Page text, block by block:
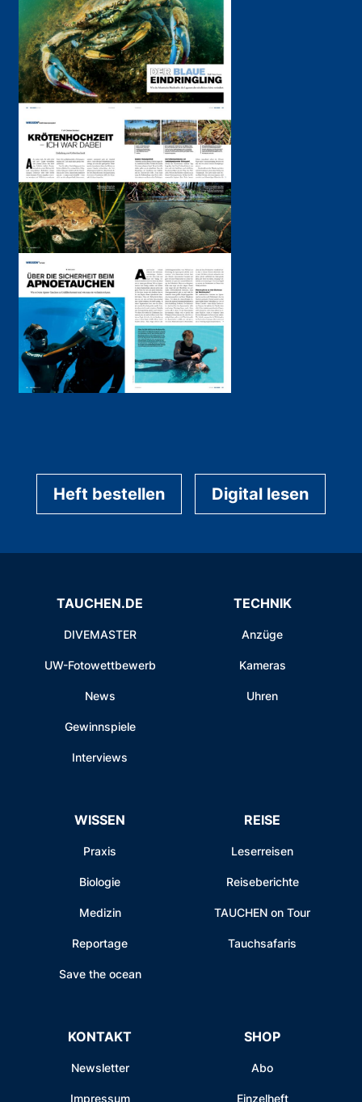
Heft bestellen Digital lesen
TAUCHEN.DE
DIVEMASTER
UW-Fotowettbewerb
News
Gewinnspiele
Interviews
TECHNIK
Anzüge
Kameras
Uhren
WISSEN
Praxis
Biologie
Medizin
Reportage
Save the ocean
REISE
Leserreisen
Reiseberichte
TAUCHEN on Tour
Tauchsafaris
KONTAKT
Newsletter
Impressum
SHOP
Abo
Einzelheft